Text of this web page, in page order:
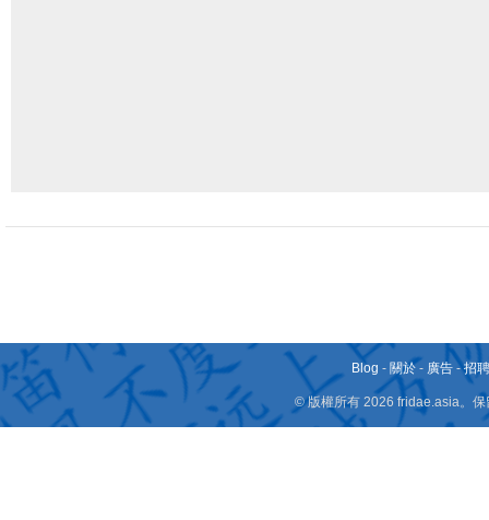
Blog - 關於 - 廣告 -招
© 版權所有 2026 fridae.asia。